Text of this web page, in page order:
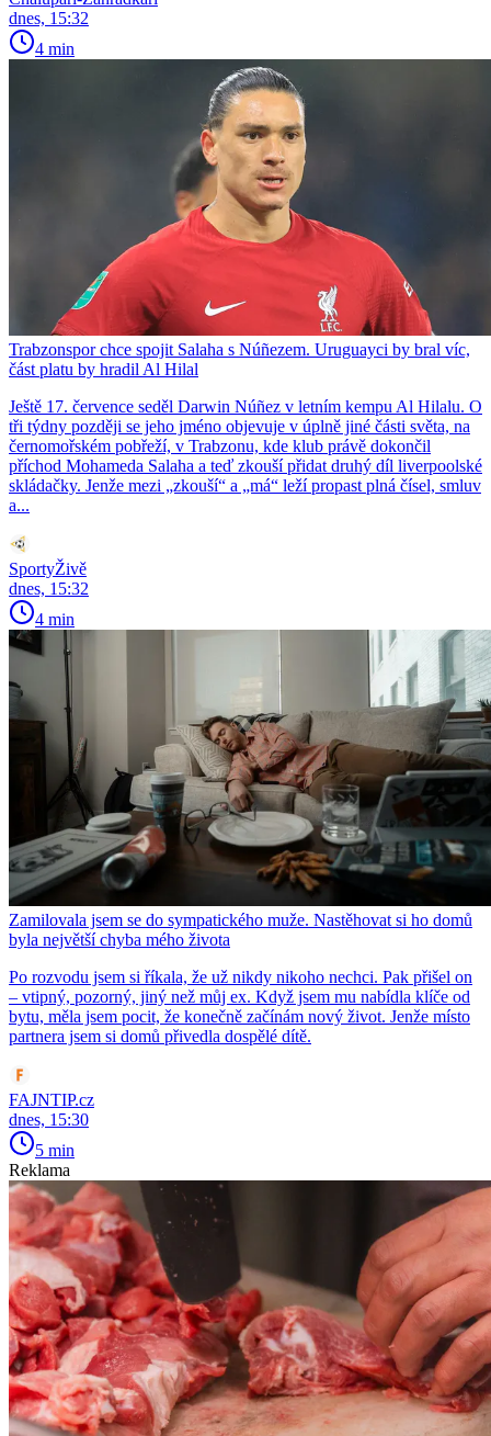
dnes, 15:32
4 min
Trabzonspor chce spojit Salaha s Núñezem. Uruguayci by bral víc,
část platu by hradil Al Hilal
Ještě 17. července seděl Darwin Núñez v letním kempu Al Hilalu. O
tři týdny později se jeho jméno objevuje v úplně jiné části světa, na
černomořském pobřeží, v Trabzonu, kde klub právě dokončil
příchod Mohameda Salaha a teď zkouší přidat druhý díl liverpoolské
skládačky. Jenže mezi „zkouší“ a „má“ leží propast plná čísel, smluv
a...
SportyŽivě
dnes, 15:32
4 min
Zamilovala jsem se do sympatického muže. Nastěhovat si ho domů
byla největší chyba mého života
Po rozvodu jsem si říkala, že už nikdy nikoho nechci. Pak přišel on
– vtipný, pozorný, jiný než můj ex. Když jsem mu nabídla klíče od
bytu, měla jsem pocit, že konečně začínám nový život. Jenže místo
partnera jsem si domů přivedla dospělé dítě.
FAJNTIP.cz
dnes, 15:30
5 min
Reklama